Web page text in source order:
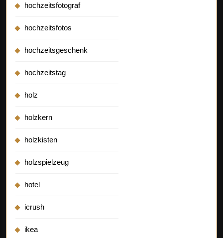
hochzeitsfotograf
hochzeitsfotos
hochzeitsgeschenk
hochzeitstag
holz
holzkern
holzkisten
holzspielzeug
hotel
icrush
ikea